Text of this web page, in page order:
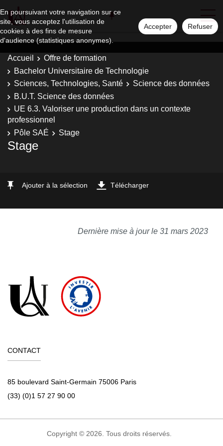
En poursuivant votre navigation sur ce
site, vous acceptez l'utilisation de
cookies à des fins de mesure
d'audience (statistiques anonymes).
Accepter Refuser
Accueil
Offre de formation
Bachelor Universitaire de Technologie
Sciences, Technologies, Santé
Science des données
B.U.T. Science des données
UE 6.3. Valoriser une production dans un contexte
professionnel
Pôle SAÉ
Stage
Stage
Ajouter à la sélection Télécharger
Dernière mise à jour le 31 mars 2023
CONTACT
85 boulevard Saint-Germain 75006 Paris
(33) (0)1 57 27 90 00
Copyright © 2026. Tous droits réservés.